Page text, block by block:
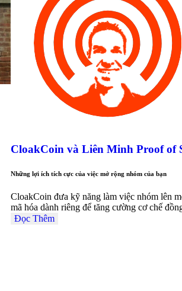
CloakCoin và Liên Minh Proof of
Những lợi ích tích cực của việc mở rộng nhóm của bạn
CloakCoin đưa kỹ năng làm việc nhóm lên
mã hóa dành riêng để tăng cường cơ chế
Đọc Thêm